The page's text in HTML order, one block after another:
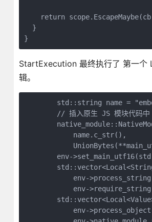
return
  }
}
StartExecution 最终执行了 第一个
辑。
std::string name =
        // 插入原生 JS 模块代码中
            name.c_str(),
env-
env-
env-
env-